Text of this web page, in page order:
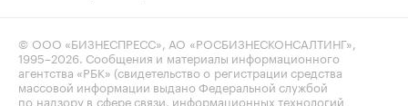
© ООО «БИЗНЕСПРЕСС», АО «РОСБИЗНЕСКОНСАЛТИНГ»,
1995–2026 . Сообщения и материалы информационного
агентства «РБК» (свидетельство о регистрации средства
массовой информации выдано Федеральной службой
по надзору в сфере связи, информационных технологий